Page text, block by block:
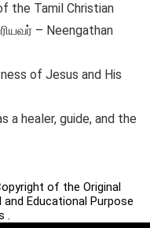
the Tamil Christian
– Neengathan
of Jesus and His
a healer, guide, and the
of the Original
Educational Purpose
.